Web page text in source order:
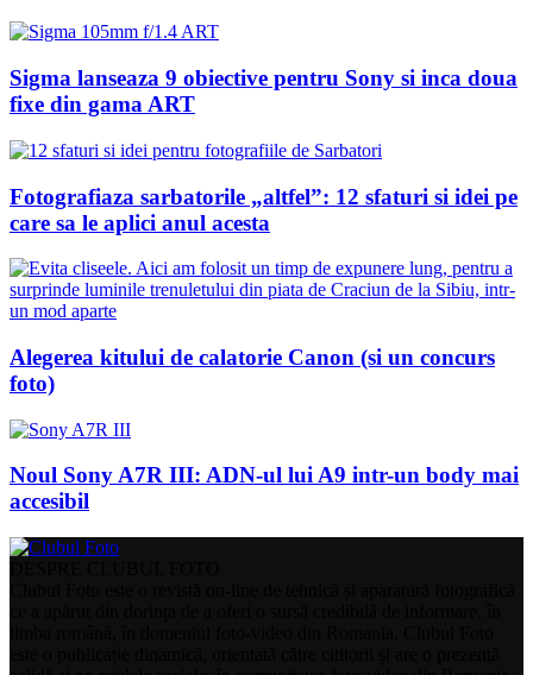
Sigma lanseaza 9 obiective pentru Sony si inca doua
fixe din gama ART
Fotografiaza sarbatorile „altfel”: 12 sfaturi si idei pe
care sa le aplici anul acesta
Alegerea kitului de calatorie Canon (si un concurs
foto)
Noul Sony A7R III: ADN-ul lui A9 intr-un body mai
accesibil